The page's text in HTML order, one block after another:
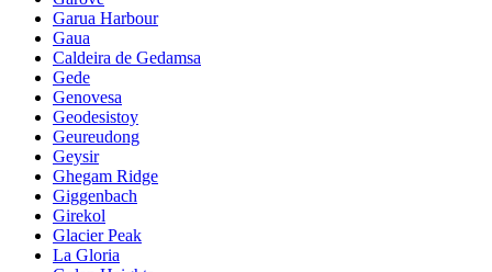
Garua Harbour
Gaua
Caldeira de Gedamsa
Gede
Genovesa
Geodesistoy
Geureudong
Geysir
Ghegam Ridge
Giggenbach
Girekol
Glacier Peak
La Gloria